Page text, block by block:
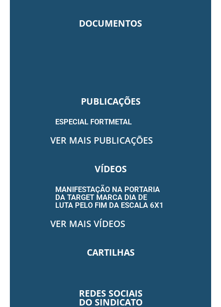
DOCUMENTOS
PUBLICAÇÕES
ESPECIAL FORTMETAL
VER MAIS PUBLICAÇÕES
VÍDEOS
MANIFESTAÇÃO NA PORTARIA
DA TARGET MARCA DIA DE
LUTA PELO FIM DA ESCALA 6X1
VER MAIS VÍDEOS
CARTILHAS
REDES SOCIAIS
DO SINDICATO